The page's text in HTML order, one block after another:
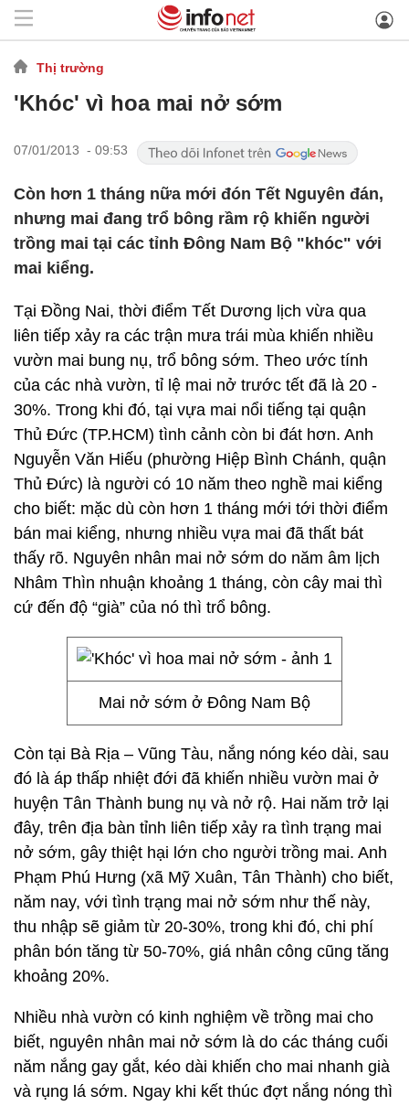
Thị trường
'Khóc' vì hoa mai nở sớm
07/01/2013 - 09:53
Còn hơn 1 tháng nữa mới đón Tết Nguyên đán,
nhưng mai đang trổ bông rầm rộ khiến người
trồng mai tại các tỉnh Đông Nam Bộ "khóc" với
mai kiểng.
Tại Đồng Nai, thời điểm Tết Dương lịch vừa qua
liên tiếp xảy ra các trận mưa trái mùa khiến nhiều
vườn mai bung nụ, trổ bông sớm. Theo ước tính
của các nhà vườn, tỉ lệ mai nở trước tết đã là 20 -
30%. Trong khi đó, tại vựa mai nổi tiếng tại quận
Thủ Đức (TP.HCM) tình cảnh còn bi đát hơn. Anh
Nguyễn Văn Hiếu (phường Hiệp Bình Chánh, quận
Thủ Đức) là người có 10 năm theo nghề mai kiểng
cho biết: mặc dù còn hơn 1 tháng mới tới thời điểm
bán mai kiểng, nhưng nhiều vựa mai đã thất bát
thấy rõ. Nguyên nhân mai nở sớm do năm âm lịch
Nhâm Thìn nhuận khoảng 1 tháng, còn cây mai thì
cứ đến độ “già” của nó thì trổ bông.
Mai nở sớm ở Đông Nam Bộ
Còn tại Bà Rịa – Vũng Tàu, nắng nóng kéo dài, sau
đó là áp thấp nhiệt đới đã khiến nhiều vườn mai ở
huyện Tân Thành bung nụ và nở rộ. Hai năm trở lại
đây, trên địa bàn tỉnh liên tiếp xảy ra tình trạng mai
nở sớm, gây thiệt hại lớn cho người trồng mai. Anh
Phạm Phú Hưng (xã Mỹ Xuân, Tân Thành) cho biết,
năm nay, với tình trạng mai nở sớm như thế này,
thu nhập sẽ giảm từ 20-30%, trong khi đó, chi phí
phân bón tăng từ 50-70%, giá nhân công cũng tăng
khoảng 20%.
Nhiều nhà vườn có kinh nghiệm về trồng mai cho
biết, nguyên nhân mai nở sớm là do các tháng cuối
năm nắng gay gắt, kéo dài khiến cho mai nhanh già
và rụng lá sớm. Ngay khi kết thúc đợt nắng nóng thì